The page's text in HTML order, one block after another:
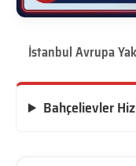
İstanbul Avrupa
Bahçelievler